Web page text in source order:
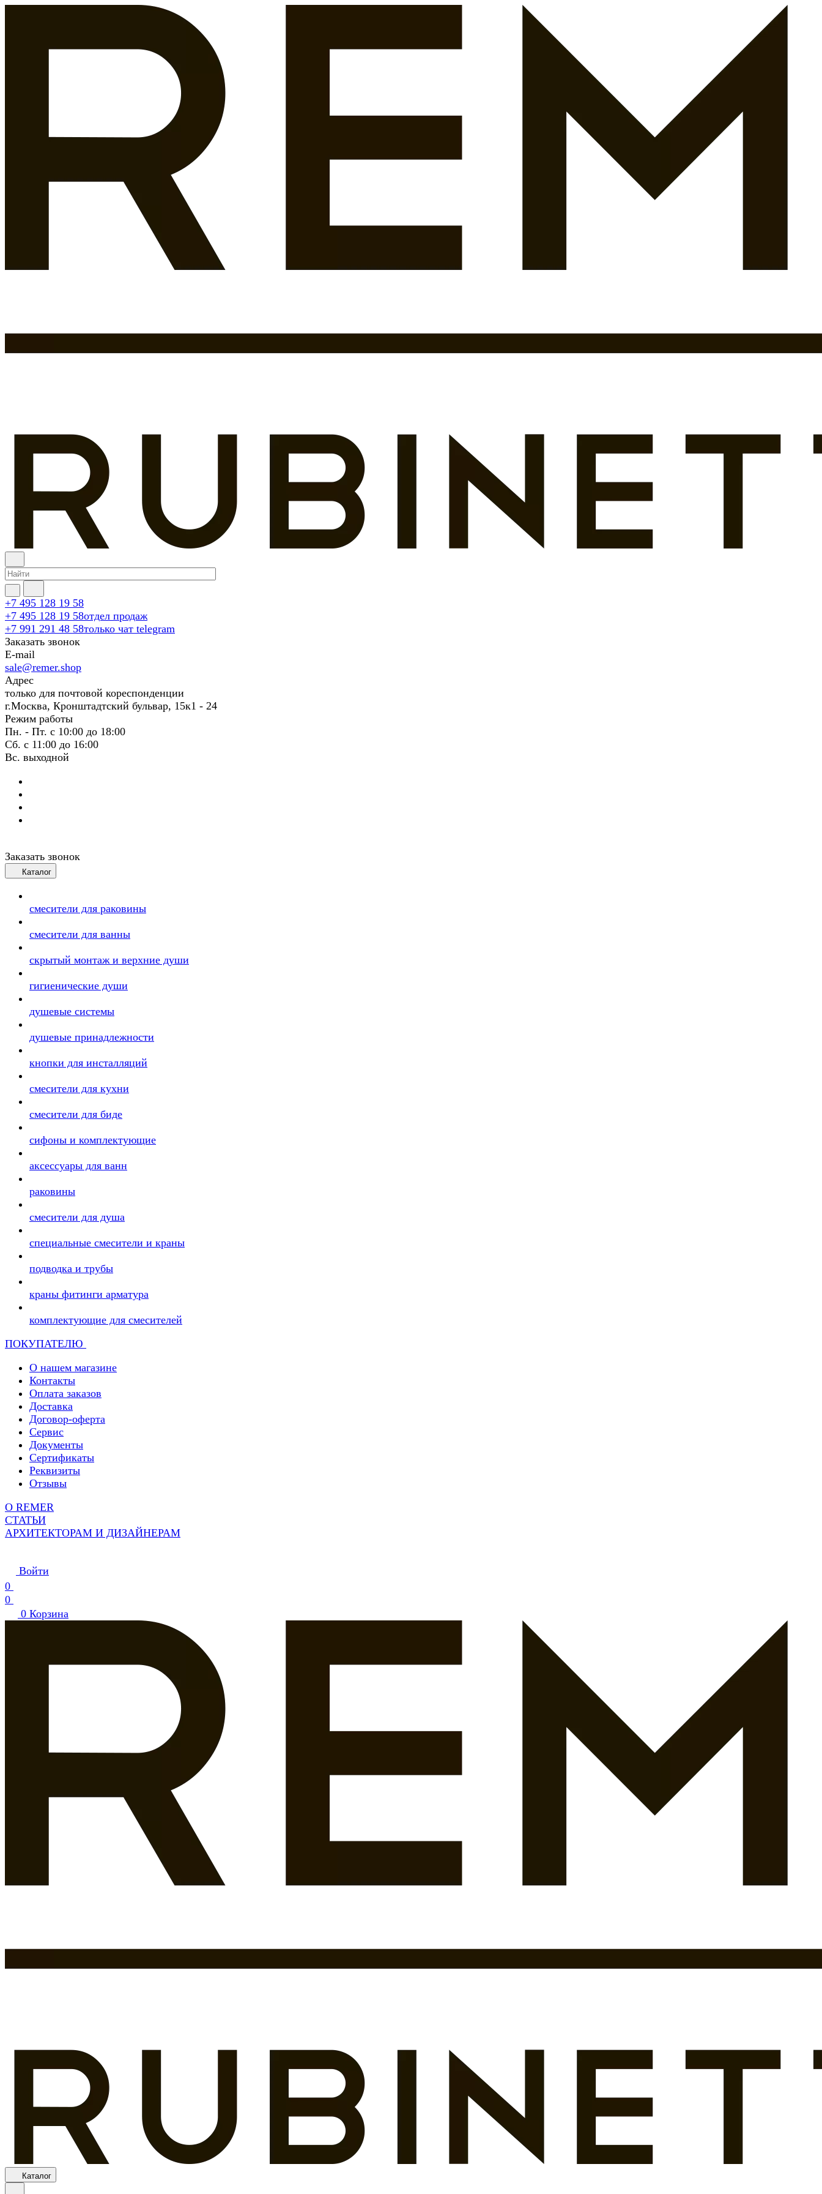
+7 495 128 19 58
+7 495 128 19 58отдел продаж
+7 991 291 48 58только чат telegram
Заказать звонок
E-mail
sale@remer.shop
Адрес
только для почтовой кореспонденции
г.Москва, Кронштадтский бульвар, 15к1 - 24
Режим работы
Пн. - Пт. с 10:00 до 18:00
Сб. с 11:00 до 16:00
Вс. выходной
Заказать звонок
Каталог
смесители для раковины
смесители для ванны
скрытый монтаж и верхние души
гигиенические души
душевые системы
душевые принадлежности
кнопки для инсталляций
смесители для кухни
смесители для биде
сифоны и комплектующие
аксессуары для ванн
раковины
смесители для душа
специальные смесители и краны
подводка и трубы
краны фитинги арматура
комплектующие для смесителей
ПОКУПАТЕЛЮ
О нашем магазине
Контакты
Оплата заказов
Доставка
Договор-оферта
Сервис
Документы
Сертификаты
Реквизиты
Отзывы
О REMER
СТАТЬИ
АРХИТЕКТОРАМ И ДИЗАЙНЕРАМ
Войти
0
0
0 Корзина
Каталог